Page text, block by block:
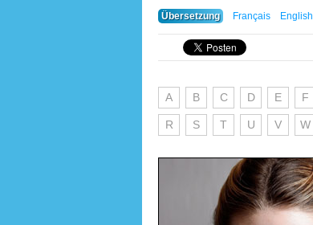
Übersetzung Français English
A B C D E F
R S T U V W